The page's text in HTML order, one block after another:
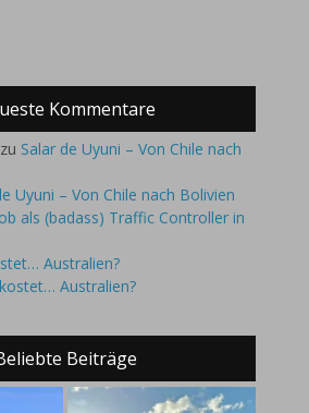
Kommentare
zu Salar de Uyuni – Von Chile nach
Uyuni – Von Chile nach Bolivien
als (badass) Traffic Controller in
Australien?
Australien?
Beiträge